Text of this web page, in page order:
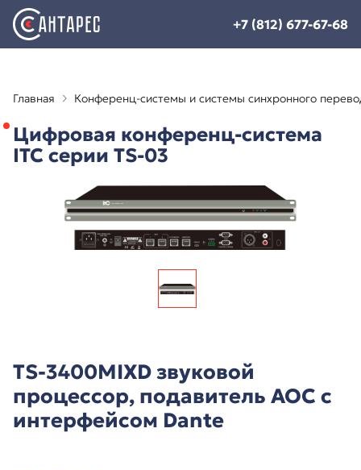
+7 (812) 677-67-68
Главная Конференц-системы и системы синхронного
Цифровая конференц-система
ITC серии TS-03
TS-3400MIXD звуковой
процессор, подавитель АОС с
интерфейсом Dante